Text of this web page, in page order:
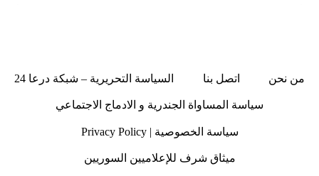
من نحن اتصل بنا السياسة التحريرية – شبكة درعا 24
سياسة المساواة الجندرية و الادماج الاجتماعي
سياسة الخصوصية | Privacy Policy
ميثاق شرف للإعلاميين السوريين